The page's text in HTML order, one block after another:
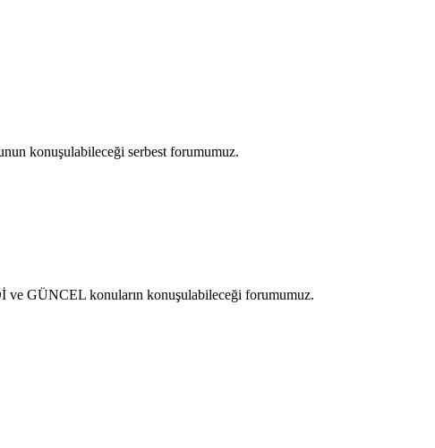
konuşulabileceği serbest forumumuz.
ve GÜNCEL konuların konuşulabileceği forumumuz.